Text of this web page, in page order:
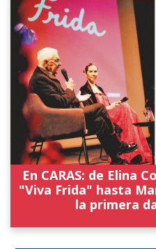
En CARAS: de Elina
"Viva Frida" hasta
la primera